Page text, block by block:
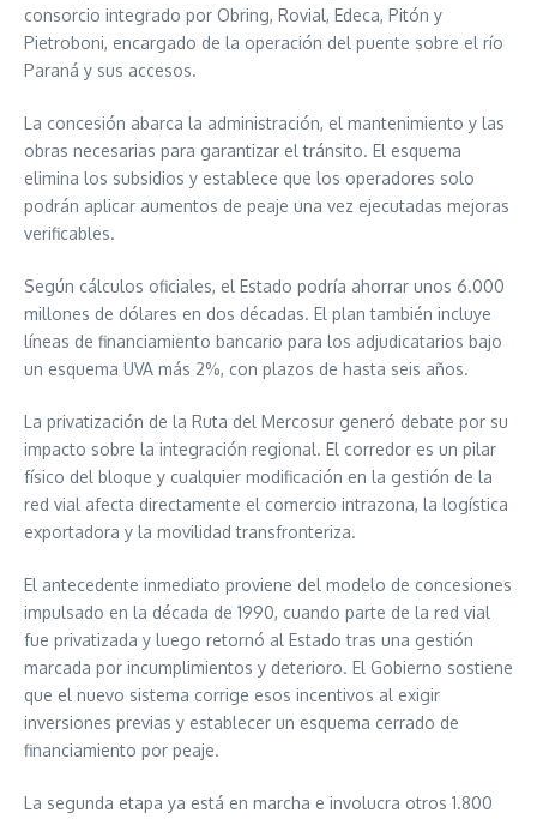
consorcio integrado por Obring, Rovial, Edeca, Pitón y
Pietroboni, encargado de la operación del puente sobre el río
Paraná y sus accesos.
La concesión abarca la administración, el mantenimiento y las
obras necesarias para garantizar el tránsito. El esquema
elimina los subsidios y establece que los operadores solo
podrán aplicar aumentos de peaje una vez ejecutadas mejoras
verificables.
Según cálculos oficiales, el Estado podría ahorrar unos 6.000
millones de dólares en dos décadas. El plan también incluye
líneas de financiamiento bancario para los adjudicatarios bajo
un esquema UVA más 2%, con plazos de hasta seis años.
La privatización de la Ruta del Mercosur generó debate por su
impacto sobre la integración regional. El corredor es un pilar
físico del bloque y cualquier modificación en la gestión de la
red vial afecta directamente el comercio intrazona, la logística
exportadora y la movilidad transfronteriza.
El antecedente inmediato proviene del modelo de concesiones
impulsado en la década de 1990, cuando parte de la red vial
fue privatizada y luego retornó al Estado tras una gestión
marcada por incumplimientos y deterioro. El Gobierno sostiene
que el nuevo sistema corrige esos incentivos al exigir
inversiones previas y establecer un esquema cerrado de
financiamiento por peaje.
La segunda etapa ya está en marcha e involucra otros 1.800